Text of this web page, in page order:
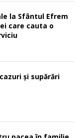
la Sfântul Efrem
care cauta o
și supărări